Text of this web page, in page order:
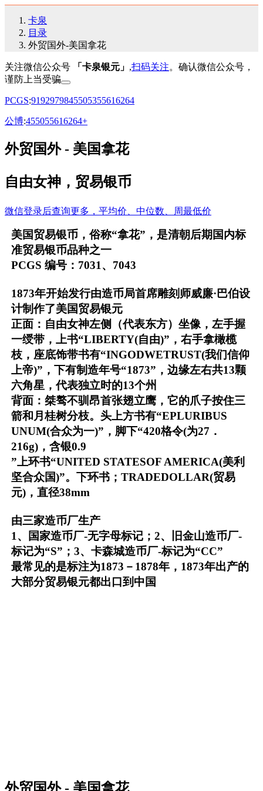
卡泉
目录
外贸国外-美国拿花
关注微信公众号 「卡泉银元」 ,扫码关注。确认微信公众号，
谨防上当受骗
PCGS:9192979845505355616264
公博:455055616264+
外贸国外 - 美国拿花
自由女神，贸易银币
微信登录后查询更多，平均价、中位数、周最低价
美国贸易银币，俗称“拿花”，是清朝后期国内标
准贸易银币品种之一
PCGS 编号：7031、7043
1873年开始发行由造币局首席雕刻师威廉·巴伯设
计制作了美国贸易银元
正面：自由女神左侧（代表东方）坐像，左手握
一绶带，上书“LIBERTY(自由)”，右手拿橄榄
枝，座底饰带书有“INGODWETRUST(我们信仰
上帝)”，下有制造年号“1873”，边缘左右共13颗
六角星，代表独立时的13个州
背面：桀骜不驯昂首张翅立鹰，它的爪子按住三
箭和月桂树分枝。头上方书有“EPLURIBUS
UNUM(合众为一)”，脚下“420格令(为27．
216g)，含银0.9
”上环书“UNITED STATESOF AMERICA(美利
坚合众国)”。下环书；TRADEDOLLAR(贸易
元)，直径38mm
由三家造币厂生产
1、国家造币厂-无字母标记；2、旧金山造币厂-
标记为“S”；3、卡森城造币厂-标记为“CC”
最常见的是标注为1873－1878年，1873年出产的
大部分贸易银元都出口到中国